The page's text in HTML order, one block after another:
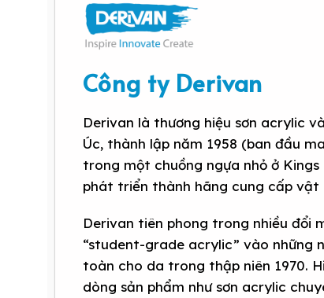
Công ty Derivan
Derivan là thương hiệu sơn acrylic
Úc, thành lập năm 1958 (ban đầu
trong một chuồng ngựa nhỏ ở
phát triển thành hãng cung cấp
Derivan tiên phong trong nhiều đổi
“student-grade acrylic” vào những
toàn cho da trong thập niên 1970.
dòng sản phẩm như sơn acrylic